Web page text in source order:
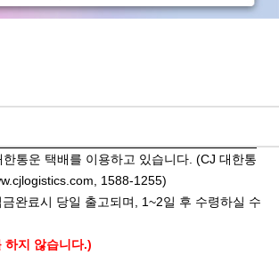
통운 택배를 이용하고 있습니다. (CJ 대한통
, 1588-1255)
완료시 당일 출고되며, 1~2일 후 수령하실 수
하지 않습니다.)